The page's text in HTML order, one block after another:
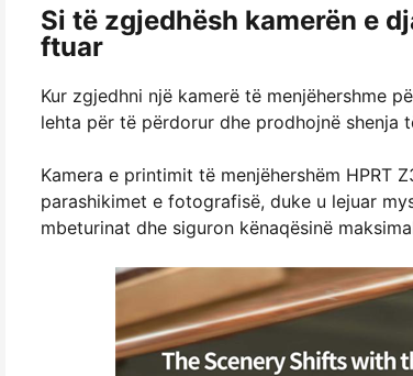
Si të zgjedhësh kamerën e
ftuar
Kur zgjedhni një kamerë të menjëhershme
lehta për të përdorur dhe prodhojnë shenja
Kamera e printimit të menjëhershëm HPRT
parashikimet e fotografisë, duke u lejuar
mbeturinat dhe siguron kënaqësinë